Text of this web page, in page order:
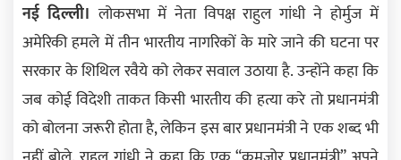
नई दिल्ली।लोकसभा में नेता विपक्ष राहुल गांधी ने होर्मुज में
अमेरिकी हमले में तीन भारतीय नागरिकों के मारे जाने की घटना पर
सरकार के शिथिल रवैये को लेकर सवाल उठाया है. उन्होंने कहा कि
जब कोई विदेशी ताकत किसी भारतीय की हत्या करे तो प्रधानमंत्री
को बोलना जरूरी होता है, लेकिन इस बार प्रधानमंत्री ने एक शब्द भी